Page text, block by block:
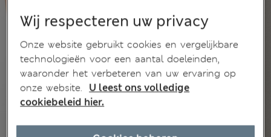
Wij respecteren uw privacy
Onze website gebruikt cookies en vergelijkbare
technologieën voor een aantal doeleinden,
waaronder het verbeteren van uw ervaring op
onze website.
U leest ons volledige
cookiebeleid hier.